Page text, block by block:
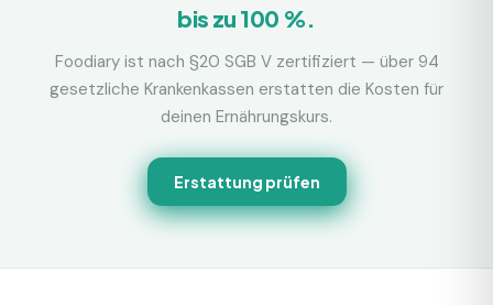
bis zu 100 %.
Foodiary ist nach §20 SGB V zertifiziert — über 94
gesetzliche Krankenkassen erstatten die Kosten für
deinen Ernährungskurs.
Erstattung prüfen